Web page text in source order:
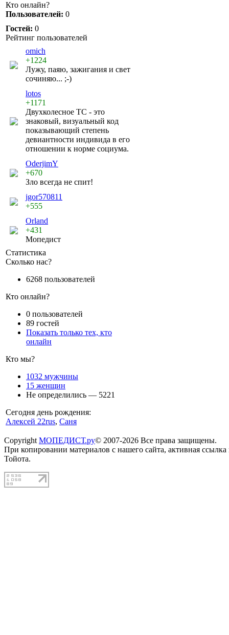
Кто онлайн?
Пользователей: 0
Гостей: 0
Рейтинг пользователей
omich
+1224
Лужу, паяю, зажигания и свет
сочиняю... ;-)
lotos
+1171
Двухколесное ТС - это
знаковый, визуальный код
показывающий степень
девиантности индивида в его
отношении к норме социума.
OderjimY
+670
Зло всегда не спит!
jgor570811
+555
Orland
+431
Мопедист
Статистика
Сколько нас?
6268 пользователей
Кто онлайн?
0 пользователей
89 гостей
Показать только тех, кто
онлайн
Кто мы?
1032 мужчины
15 женщин
Не определились — 5221
Сегодня день рождения:
Алексей 22rus, Саня
Copyright МОПЕДИСТ.ру© 2007-2026 Все права защищены.
При копировании материалов с нашего сайта, активная
Тойота.